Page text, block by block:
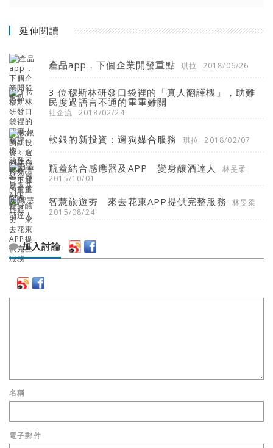
延伸閱讀
產品app，下個企業開發重點 琪拉 2018/06/26
3 位穆斯林研發口袋裡的「真人翻譯機」，助難
民度過語言不通的重重難關
社企流 2018/02/24
軟銀的新投資：遛狗媒合服務 琪拉 2018/02/07
瓶蓋結合感應器及APP 變身釀酒達人
林旻柔
2015/10/01
智慧旅遊夯 來去花東APP提供完整服務
林旻柔
2015/08/24
加入討論
名稱
電子郵件